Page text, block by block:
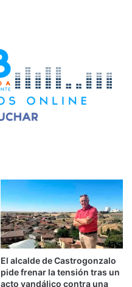
El alcalde de Castrogonzalo
pide frenar la tensión tras un
acto vandálico contra una